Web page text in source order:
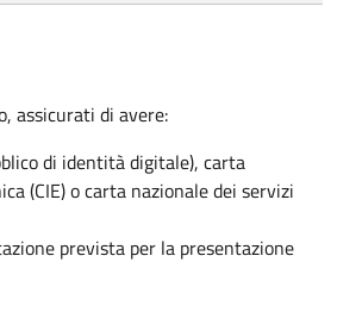
assicurati di avere:
di identità digitale), carta
(CIE) o carta nazionale dei servizi
prevista per la presentazione